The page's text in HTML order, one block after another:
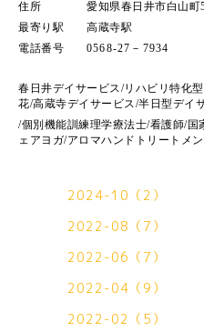
住所 愛知県春日井市白山町5
最寄り駅 高蔵寺駅
電話番号 0568-27－7934
春日井デイサービス/リハビリ特化
花/高蔵寺デイサービス/半日型デイ
/個別機能訓練理学療法士/看護師/国
ェアヨガ/アロマハンドトリートメ
2024-10（2）
2022-08（7）
2022-06（7）
2022-04（9）
2022-02（5）